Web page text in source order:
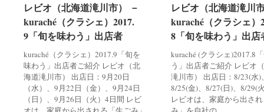
レビオ（北海道滝川市） －
kuraché（クラシェ）2017.
9「旬を味わう」出店者
kuraché（クラシェ）2017.9「旬を
味わう」出店者ご紹介 レビオ（北
海道滝川市） 出店日：9月20日
（水）、9月22日（金）、9月24日
（日）、9月26日（火）4日間 レビ
レビオ（北海道滝川市） －
kuraché（クラシェ）2017.
9「旬を味わう」出店者
レビオ（北海道滝川
kuraché（クラシェ）
8「旬を味わう」出店
kuraché (クラシェ)2017.8
う」出店者ご紹介 レビオ
滝川市） 出店日：8/23(水)
8/25(金)、8/27(日)、8/29(
レビオは、家庭から出さ
レビオ（北海道滝川
kuraché（クラシェ）
8「旬を味わう」出店